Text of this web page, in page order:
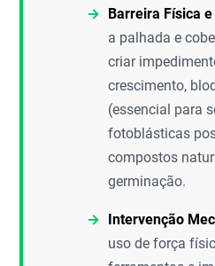
Barreira Física
a palhada e
criar
crescimento,
(essencial para
fotoblásticas
compostos
germinação.
Intervenção
uso de força